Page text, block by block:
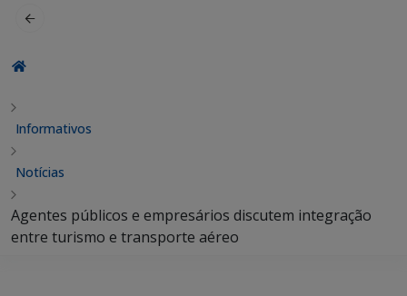
Informativos
Notícias
Agentes públicos e empresários discutem integração
entre turismo e transporte aéreo